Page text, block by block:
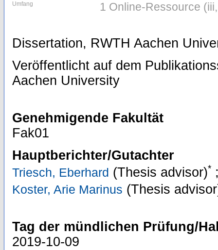
Umfang 1 Online-Ressource
Dissertation, RWTH Aachen
Veröffentlicht auf dem
Aachen University
Genehmigende Fakultät
Fak01
Hauptberichter/Gutachter
Triesch, Eberhard (Thesis advisor)*
Koster, Arie Marinus (Thesis
Tag der mündlichen Prüfung/
2019-10-09